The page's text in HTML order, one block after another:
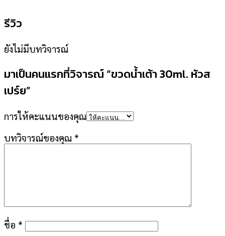
รีวิว
ยังไม่มีบทวิจารณ์
มาเป็นคนแรกที่วิจารณ์ “ขวดน้ำเต้า 30ml. หัวส
เปร์ย”
การให้คะแนนของคุณ
บทวิจารณ์ของคุณ *
ชื่อ *